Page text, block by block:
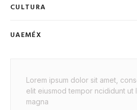
CULTURA
UAEMÉX
Lorem ipsum dolor sit amet,
elit eiusmod tempor ncididunt
magna